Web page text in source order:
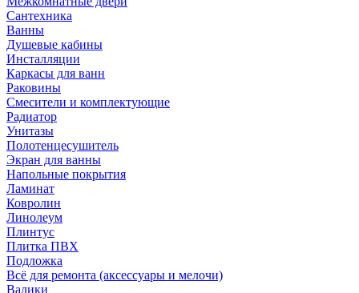
Сантехника
Ванны
Душевые кабины
Инсталляции
Каркасы для ванн
Раковины
Смесители и комплектующие
Радиатор
Унитазы
Полотенцесушитель
Экран для ванны
Напольные покрытия
Ламинат
Ковролин
Линолеум
Плинтус
Плитка ПВХ
Подложка
Всё для ремонта (аксессуары и мелочи)
Валики